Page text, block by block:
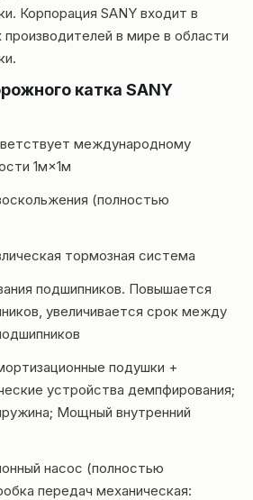
Корпорация SANY входит в
в мире в области
катка SANY
международному
1м×1м
(полностью
тормозная система
подшипников. Повышается
увеличивается срок между
подушки +
устройства демпфирования;
Мощный внутренний
насос (полностью
передач механическая: